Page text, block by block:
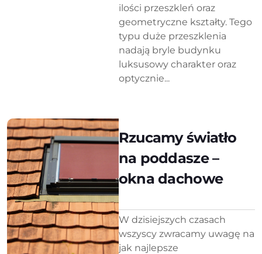
ilości przeszkleń oraz
geometryczne kształty. Tego
typu duże przeszklenia
nadają bryle budynku
luksusowy charakter oraz
optycznie...
Rzucamy światło
na poddasze –
okna dachowe
W dzisiejszych czasach
wszyscy zwracamy uwagę na
jak najlepsze